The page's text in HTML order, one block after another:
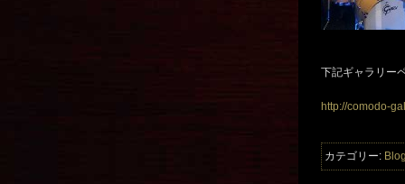
下記ギャラリー
http://comodo-
カテゴリー: